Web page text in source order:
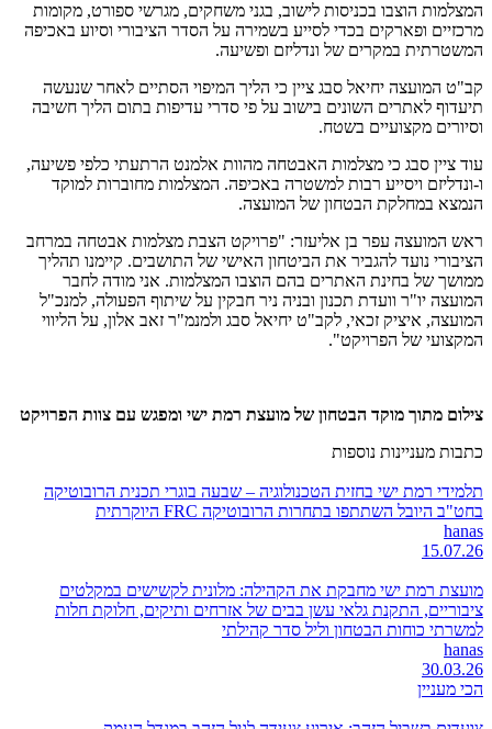
המצלמות הוצבו בכניסות לישוב, בגני משחקים, מגרשי ספורט, מקומות
מרכזיים ופארקים בכדי לסייע בשמירה על הסדר הציבורי וסיוע באכיפה
המשטרתית במקרים של ונדליזם ופשיעה.
קב"ט המועצה יחיאל סבג ציין כי הליך המיפוי הסתיים לאחר שנעשה
תיעדוף לאתרים השונים בישוב על פי סדרי עדיפות בתום הליך חשיבה
וסיורים מקצועיים בשטח.
עוד ציין סבג כי מצלמות האבטחה מהוות אלמנט הרתעתי כלפי פשיעה,
ו-ונדליזם ויסייע רבות למשטרה באכיפה. המצלמות מחוברות למוקד
הנמצא במחלקת הבטחון של המועצה.
ראש המועצה עפר בן אליעזר: "פרויקט הצבת מצלמות אבטחה במרחב
הציבורי נועד להגביר את הביטחון האישי של התושבים. קיימנו תהליך
ממושך של בחינת האתרים בהם הוצבו המצלמות. אני מודה לחבר
המועצה יו"ר וועדת תכנון ובניה ניר חבקין על שיתוף הפעולה, למנכ"ל
המועצה, איציק זכאי, לקב"ט יחיאל סבג ולמנמ"ר זאב אלון, על הליווי
המקצועי של הפרויקט".
צילום מתוך מוקד הבטחון של מועצת רמת ישי ומפגש עם צוות הפרויקט
כתבות מעניינות נוספות
תלמידי רמת ישי בחזית הטכנולוגיה – שבעה בוגרי תכנית הרובוטיקה
בחט"ב היובל השתתפו בתחרות הרובוטיקה FRC היוקרתית
hanas
15.07.26
מועצת רמת ישי מחבקת את הקהילה: מלונית לקשישים במקלטים
ציבוריים, התקנת גלאי עשן בבים של אזרחים ותיקים, חלוקת חלות
למשרתי כוחות הבטחון וליל סדר קהילתי
hanas
30.03.26
הכי מעניין